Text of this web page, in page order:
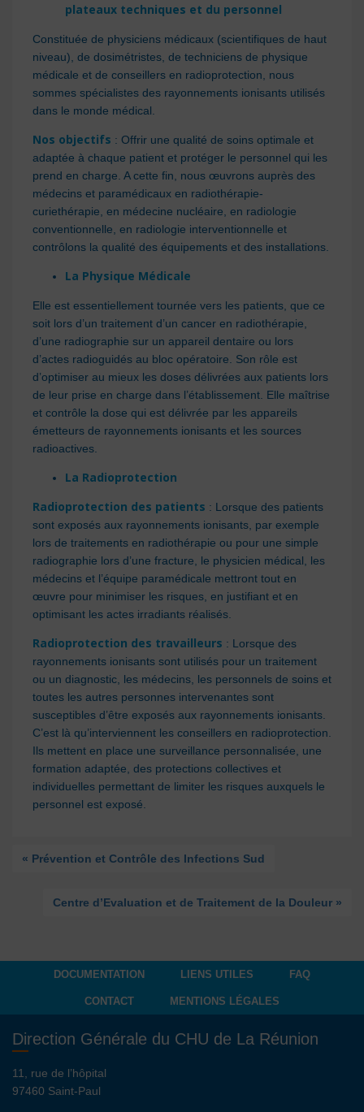
plateaux techniques et du personnel
Constituée de physiciens médicaux (scientifiques de haut
niveau), de dosimétristes, de techniciens de physique
médicale et de conseillers en radioprotection, nous
sommes spécialistes des rayonnements ionisants utilisés
dans le monde médical.
Nos objectifs : Offrir une qualité de soins optimale et
adaptée à chaque patient et protéger le personnel qui les
prend en charge. A cette fin, nous œuvrons auprès des
médecins et paramédicaux en radiothérapie-
curiethérapie, en médecine nucléaire, en radiologie
conventionnelle, en radiologie interventionnelle et
contrôlons la qualité des équipements et des installations.
La Physique Médicale
Elle est essentiellement tournée vers les patients, que ce
soit lors d’un traitement d’un cancer en radiothérapie,
d’une radiographie sur un appareil dentaire ou lors
d’actes radioguidés au bloc opératoire. Son rôle est
d’optimiser au mieux les doses délivrées aux patients lors
de leur prise en charge dans l’établissement. Elle maîtrise
et contrôle la dose qui est délivrée par les appareils
émetteurs de rayonnements ionisants et les sources
radioactives.
La Radioprotection
Radioprotection des patients : Lorsque des patients
sont exposés aux rayonnements ionisants, par exemple
lors de traitements en radiothérapie ou pour une simple
radiographie lors d’une fracture, le physicien médical, les
médecins et l’équipe paramédicale mettront tout en
œuvre pour minimiser les risques, en justifiant et en
optimisant les actes irradiants réalisés.
Radioprotection des travailleurs : Lorsque des
rayonnements ionisants sont utilisés pour un traitement
ou un diagnostic, les médecins, les personnels de soins et
toutes les autres personnes intervenantes sont
susceptibles d’être exposés aux rayonnements ionisants.
C’est là qu’interviennent les conseillers en radioprotection.
Ils mettent en place une surveillance personnalisée, une
formation adaptée, des protections collectives et
individuelles permettant de limiter les risques auxquels le
personnel est exposé.
« Prévention et Contrôle des Infections Sud
Centre d’Evaluation et de Traitement de la Douleur »
DOCUMENTATION LIENS UTILES FAQ
CONTACT MENTIONS LÉGALES
Direction Générale du CHU de La Réunion
11, rue de l’hôpital
97460 Saint-Paul